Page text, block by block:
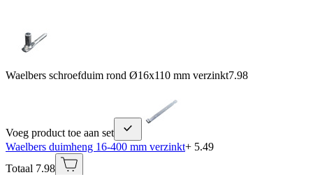
Waelbers schroefduim rond Ø16x110 mm verzinkt7.98
Voeg product toe aan set
Waelbers duimheng 16-400 mm verzinkt+ 5.49
Totaal 7.98